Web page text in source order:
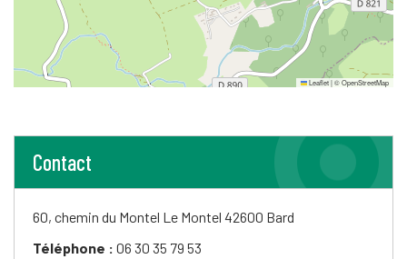
Leaflet|©OpenStreetMap
Contact
60, chemin du Montel Le Montel 42600 Bard
Téléphone : 06 30 35 79 53